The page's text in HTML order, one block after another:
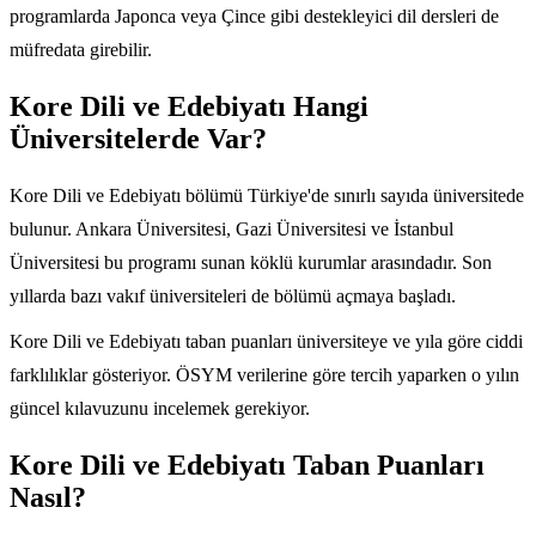
programlarda Japonca veya Çince gibi destekleyici dil dersleri de
müfredata girebilir.
Kore Dili ve Edebiyatı Hangi
Üniversitelerde Var?
Kore Dili ve Edebiyatı bölümü Türkiye'de sınırlı sayıda üniversitede
bulunur. Ankara Üniversitesi, Gazi Üniversitesi ve İstanbul
Üniversitesi bu programı sunan köklü kurumlar arasındadır. Son
yıllarda bazı vakıf üniversiteleri de bölümü açmaya başladı.
Kore Dili ve Edebiyatı taban puanları üniversiteye ve yıla göre ciddi
farklılıklar gösteriyor. ÖSYM verilerine göre tercih yaparken o yılın
güncel kılavuzunu incelemek gerekiyor.
Kore Dili ve Edebiyatı Taban Puanları
Nasıl?